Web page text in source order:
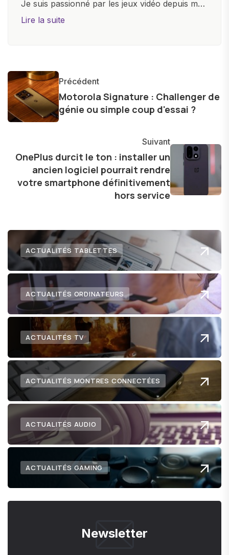
Je suis passionné par les jeux vidéo depuis mon
plus jeune âge. Mon amour pour l'univers
et bien d'autres gadgets technologiques. Armé
d'une curiosité insatiable, j'aime dévoiler les
dernières tendances et innovations, partageant
avec enthousiasme mes découvertes avec la
l'exploration constante des frontières de la
technologie me permet de présenter aux
lecteurs un aperçu captivant de ce que le futur
numérique nous réserve.
Lire la suite
Précédent
Motorola Signature : Challenger de
génie ou simple coup d'essai ?
Suivant
OnePlus durcit le ton : installer un
ancien logiciel pourrait rendre
votre smartphone définitivement
hors service
ACTUALITÉS TABLETTES
ACTUALITÉS ORDINATEURS
ACTUALITÉS TV
ACTUALITÉS MONTRES CONNECTÉES
ACTUALITÉS AUDIO
ACTUALITÉS GAMING
Newsletter